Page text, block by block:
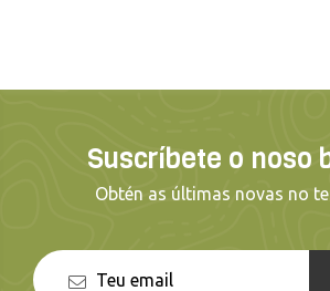
Suscríbete o noso
Obtén as últimas novas no